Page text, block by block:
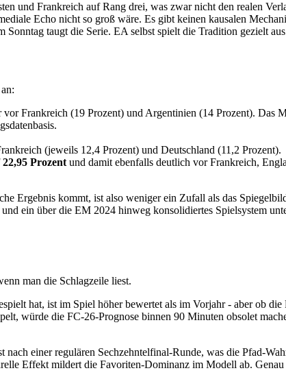
und Frankreich auf Rang drei, was zwar nicht den realen
Echo nicht so groß wäre. Es gibt keinen kausalen
taugt die Serie. EA selbst spielt die Tradition gezielt
vor Frankreich (19 Prozent) und Argentinien (14 Prozent). Das
(jeweils 12,4 Prozent) und Deutschland (11,2 Prozent).
22,95 Prozent und damit ebenfalls deutlich vor Frankreich,
Ergebnis kommt, ist also weniger ein Zufall als das
und ein über die EM 2024 hinweg konsolidiertes Spielsystem
man die Schlagzeile liest.
hat, ist im Spiel höher bewertet als im Vorjahr - aber ob
würde die FC-26-Prognose binnen 90 Minuten obsolet
einer regulären Sechzehntelfinal-Runde, was die Pfad-
Effekt mildert die Favoriten-Dominanz im Modell ab.